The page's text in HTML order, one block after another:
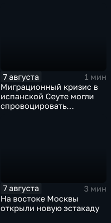
7 августа
1 мин
Миграционный кризис в
испанской Сеуте могли
спровоцировать
7 августа
3 мин
На востоке Москвы
открыли новую эстакаду